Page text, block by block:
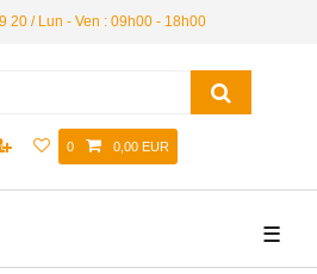
20 / Lun - Ven : 09h00 - 18h00
0 0,00 EUR
☰